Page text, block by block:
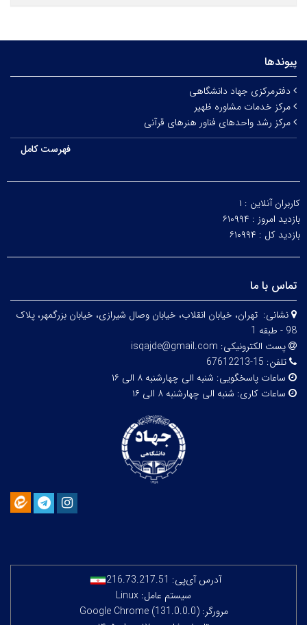
پیوندها
دفترمرکزی جهاد دانشگاهی
مرکز خدمات مشاوره ظهیر
مرکز رشد واحدهای فناور هنرهای قرآنی
فهرست کامل
کاربران آنلاین : ۱
بازدید امروز : ۶۱۰۹۹۴
بازدید کل : ۶۱۰۹۹۴
تماس با ما
نشانی: تهران، خيابان انقلاب، خيابان وصال شیرازی، خيابان بزرگمهر، پلاک
98 - طبقه 1
پست الکترونیکی: isqajde@gmail.com
تلفن: 15-67612213
ساعات پاسخگویی: شنبه الی چهارشنبه ۸ الی ۱۶
ساعات کاری: شنبه الی چهارشنبه ۸ الی ۱۶
آدرس آی‌پی: 216.73.217.51
سیستم عامل: Linux
مرورگر: Google Chrome (131.0.0.0)